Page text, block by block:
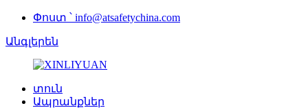
Փոստ ՝ info@atsafetychina.com
Անգլերեն
տուն
Ապրանքներ